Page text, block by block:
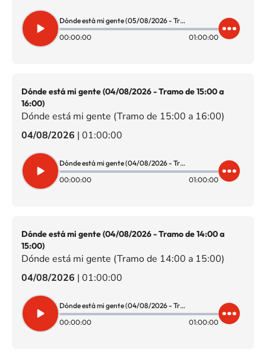
Dónde está mi gente (05/08/2026 - Tramo de 14:00 a 15:00)
00:00:00
01:00:00
Dónde está mi gente (04/08/2026 - Tramo de 15:00 a
16:00)
Dónde está mi gente (Tramo de 15:00 a 16:00)
04/08/2026 | 01:00:00
Dónde está mi gente (04/08/2026 - Tramo de 15:00 a 16:00)
00:00:00
01:00:00
Dónde está mi gente (04/08/2026 - Tramo de 14:00 a
15:00)
Dónde está mi gente (Tramo de 14:00 a 15:00)
04/08/2026 | 01:00:00
Dónde está mi gente (04/08/2026 - Tramo de 14:00 a 15:00)
00:00:00
01:00:00